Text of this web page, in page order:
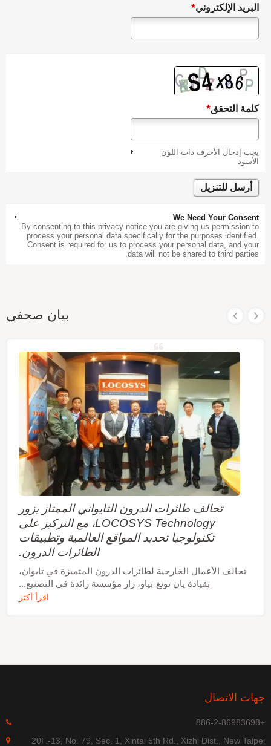
البريد الإلكتروني*
كلمة التحقق*
يجب إدخال الأحرف ذات اللون
الأسود
We Need Your Consent
By consenting to this privacy notice you are giving us permission to
process your personal data specifically for the purposes identified.
Consent is required for us to process your personal data, and your
data will not be shared to third parties.
بيان صحفي
تحالف طائرات الدرون التايواني الممتاز يزور
LOCOSYS Technology، مع التركيز على
تكنولوجيا تحديد المواقع العالمية وتطبيقات
الطائرات الدرون.
تحالف الأعمال الخارجية لطائرات الدرون المتميزة في تايوان،
بقيادة يان تونغ-بياو، زار مؤسسة رائدة في التصنيع...
اقرأ أكثر
جهات الاتصال
+886-2-86983698
20F.-13, No. 79, Sec. 1, Xintai 5th Rd., Xizhi Dist., New Taipei